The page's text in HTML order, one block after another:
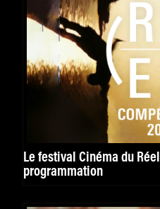
Le festival Cinéma du
programmation